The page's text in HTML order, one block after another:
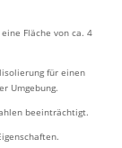
Fläche von ca. 4
für einen
Umgebung.
beeinträchtigt.